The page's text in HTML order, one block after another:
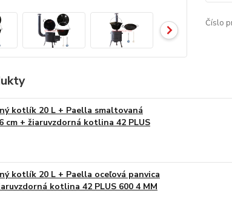
Číslo
kotlík 20 L + Paella smaltovaná
cm + žiaruvzdorná kotlina 42 PLUS
kotlík 20 L + Paella oceľová panvica
kotlina 42 PLUS 600 4 MM